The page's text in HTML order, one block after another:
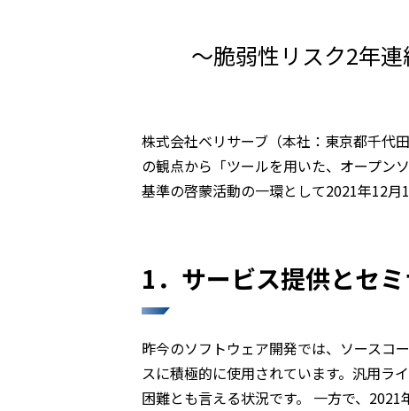
〜脆弱性リスク2年
株式会社ベリサーブ（本社：東京都千代
の観点から「ツールを用いた、オープン
基準の啓蒙活動の一環として2021年12月
1．サービス提供とセ
昨今のソフトウェア開発では、ソースコ
スに積極的に使用されています。汎用ラ
困難とも言える状況です。 一方で、